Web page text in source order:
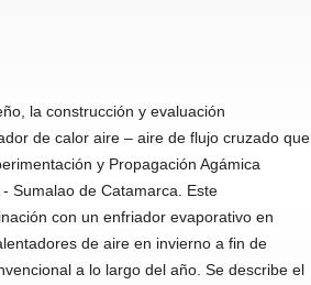
la construcción y evaluación
de calor aire – aire de flujo cruzado que
y Propagación Agámica
Sumalao de Catamarca. Este
con un enfriador evaporativo en
de aire en invierno a fin de
a lo largo del año. Se describe el